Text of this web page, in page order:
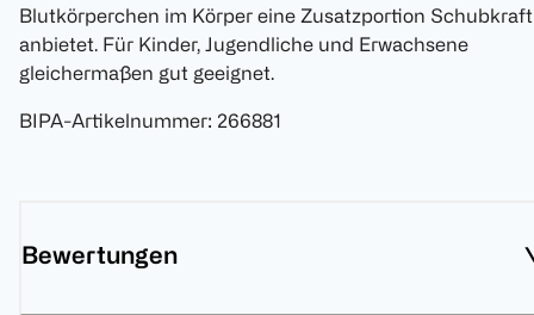
Blutkörperchen im Körper eine Zusatzportion Schubkraft
anbietet. Für Kinder, Jugendliche und Erwachsene
gleichermaßen gut geeignet.
BIPA-Artikelnummer: 266881
Bewertungen